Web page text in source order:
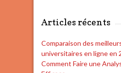
Articles récents
Comparaison des
universitaires en ligne en
Comment Faire une